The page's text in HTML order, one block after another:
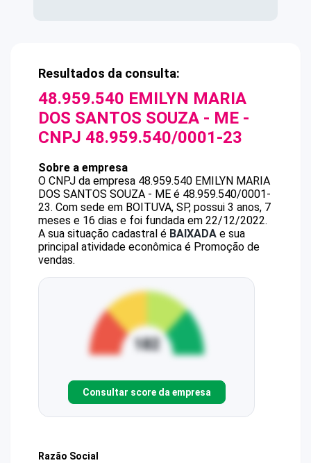
Resultados da consulta:
48.959.540 EMILYN MARIA
DOS SANTOS SOUZA - ME -
CNPJ 48.959.540/0001-23
Sobre a empresa
O CNPJ da empresa 48.959.540 EMILYN MARIA
DOS SANTOS SOUZA - ME é 48.959.540/0001-
23. Com sede em BOITUVA, SP, possui 3 anos, 7
meses e 16 dias e foi fundada em 22/12/2022.
A sua situação cadastral é BAIXADA e sua
principal atividade econômica é Promoção de
vendas.
Consultar score da empresa
Razão Social